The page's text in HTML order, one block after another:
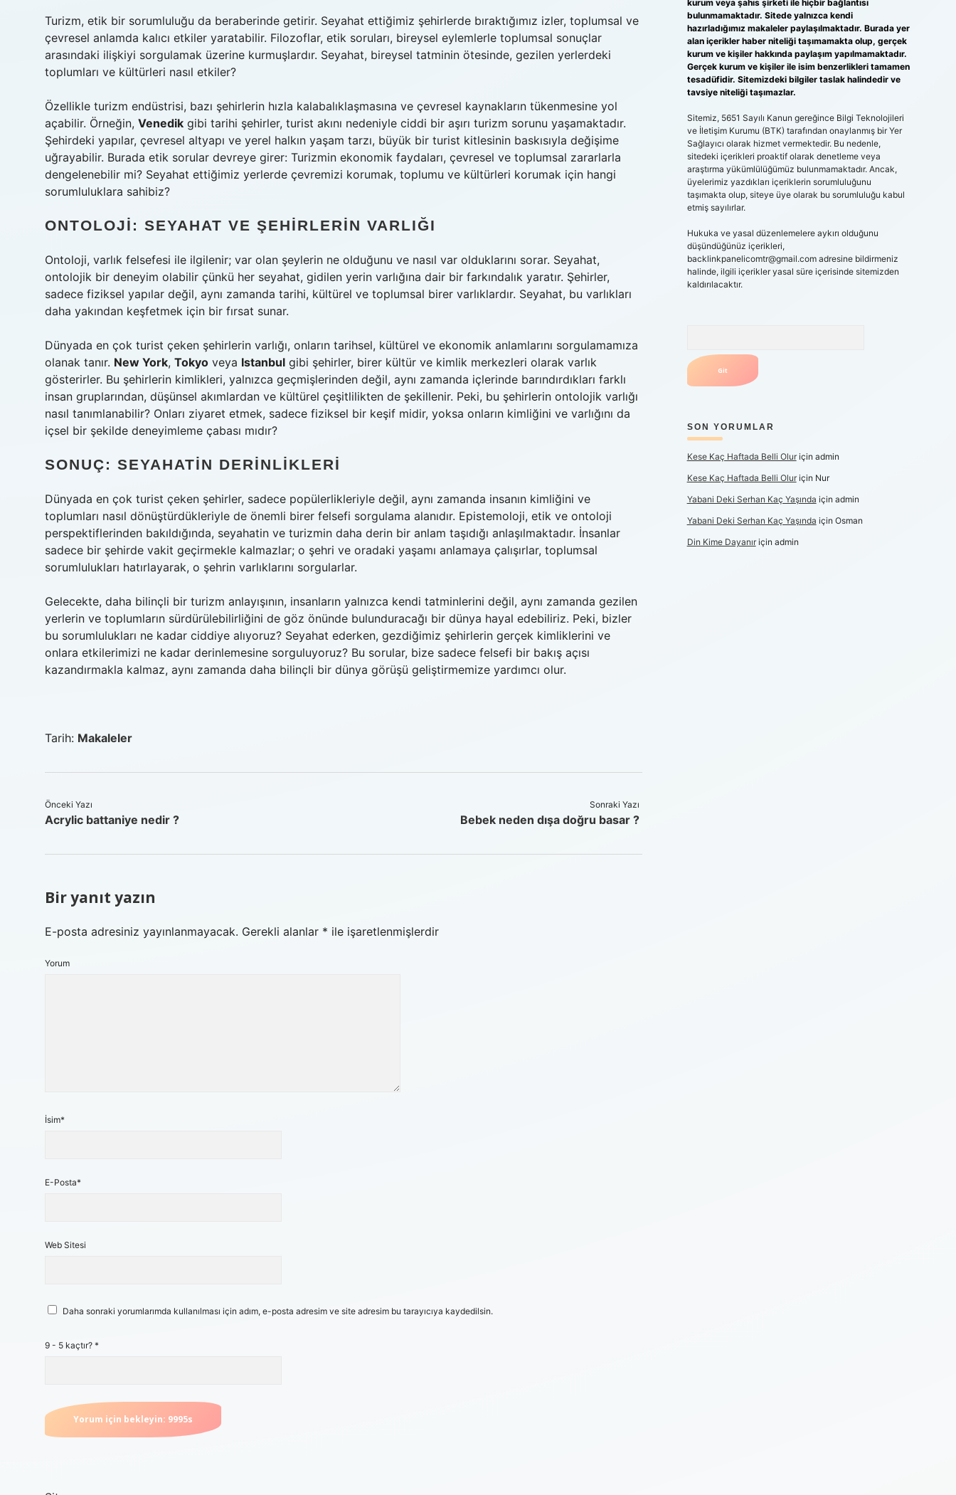
Turizm, etik bir sorumluluğu da beraberinde getirir. Seyahat ettiğimiz şehirlerde bıraktığımız izler, toplumsal ve
çevresel anlamda kalıcı etkiler yaratabilir. Filozoflar, etik soruları, bireysel eylemlerle toplumsal sonuçlar
arasındaki ilişkiyi sorgulamak üzerine kurmuşlardır. Seyahat, bireysel tatminin ötesinde, gezilen yerlerdeki
toplumları ve kültürleri nasıl etkiler?
Özellikle turizm endüstrisi, bazı şehirlerin hızla kalabalıklaşmasına ve çevresel kaynakların tükenmesine yol
açabilir. Örneğin, Venedik gibi tarihi şehirler, turist akını nedeniyle ciddi bir aşırı turizm sorunu yaşamaktadır.
Şehirdeki yapılar, çevresel altyapı ve yerel halkın yaşam tarzı, büyük bir turist kitlesinin baskısıyla değişime
uğrayabilir. Burada etik sorular devreye girer: Turizmin ekonomik faydaları, çevresel ve toplumsal zararlarla
dengelenebilir mi? Seyahat ettiğimiz yerlerde çevremizi korumak, toplumu ve kültürleri korumak için hangi
sorumluluklara sahibiz?
ONTOLOJI: SEYAHAT VE ŞEHIRLERIN VARLIĞI
Ontoloji, varlık felsefesi ile ilgilenir; var olan şeylerin ne olduğunu ve nasıl var olduklarını sorar. Seyahat,
ontolojik bir deneyim olabilir çünkü her seyahat, gidilen yerin varlığına dair bir farkındalık yaratır. Şehirler,
sadece fiziksel yapılar değil, aynı zamanda tarihi, kültürel ve toplumsal birer varlıklardır. Seyahat, bu varlıkları
daha yakından keşfetmek için bir fırsat sunar.
Dünyada en çok turist çeken şehirlerin varlığı, onların tarihsel, kültürel ve ekonomik anlamlarını sorgulamamıza
olanak tanır. New York, Tokyo veya Istanbul gibi şehirler, birer kültür ve kimlik merkezleri olarak varlık
gösterirler. Bu şehirlerin kimlikleri, yalnızca geçmişlerinden değil, aynı zamanda içlerinde barındırdıkları farklı
insan gruplarından, düşünsel akımlardan ve kültürel çeşitlilikten de şekillenir. Peki, bu şehirlerin ontolojik varlığı
nasıl tanımlanabilir? Onları ziyaret etmek, sadece fiziksel bir keşif midir, yoksa onların kimliğini ve varlığını da
içsel bir şekilde deneyimleme çabası mıdır?
SONUÇ: SEYAHATIN DERINLIKLERI
Dünyada en çok turist çeken şehirler, sadece popülerlikleriyle değil, aynı zamanda insanın kimliğini ve
toplumları nasıl dönüştürdükleriyle de önemli birer felsefi sorgulama alanıdır. Epistemoloji, etik ve ontoloji
perspektiflerinden bakıldığında, seyahatin ve turizmin daha derin bir anlam taşıdığı anlaşılmaktadır. İnsanlar
sadece bir şehirde vakit geçirmekle kalmazlar; o şehri ve oradaki yaşamı anlamaya çalışırlar, toplumsal
sorumlulukları hatırlayarak, o şehrin varlıklarını sorgularlar.
Gelecekte, daha bilinçli bir turizm anlayışının, insanların yalnızca kendi tatminlerini değil, aynı zamanda gezilen
yerlerin ve toplumların sürdürülebilirliğini de göz önünde bulunduracağı bir dünya hayal edebiliriz. Peki, bizler
bu sorumlulukları ne kadar ciddiye alıyoruz? Seyahat ederken, gezdiğimiz şehirlerin gerçek kimliklerini ve
onlara etkilerimizi ne kadar derinlemesine sorguluyoruz? Bu sorular, bize sadece felsefi bir bakış açısı
kazandırmakla kalmaz, aynı zamanda daha bilinçli bir dünya görüşü geliştirmemize yardımcı olur.
Tarih: Makaleler
Önceki Yazı
Acrylic battaniye nedir ?
Sonraki Yazı
Bebek neden dışa doğru basar ?
Bir yanıt yazın
E-posta adresiniz yayınlanmayacak. Gerekli alanlar * ile işaretlenmişlerdir
Yorum
İsim*
E-Posta*
Web Sitesi
Daha sonraki yorumlarımda kullanılması için adım, e-posta adresim ve site adresim bu tarayıcıya kaydedilsin.
9 - 5 kaçtır? *
kurum veya şahıs şirketi ile hiçbir bağlantısı
bulunmamaktadır. Sitede yalnızca kendi
hazırladığımız makaleler paylaşılmaktadır. Burada yer
alan içerikler haber niteliği taşımamakta olup, gerçek
kurum ve kişiler hakkında paylaşım yapılmamaktadır.
Gerçek kurum ve kişiler ile isim benzerlikleri tamamen
tesadüfidir. Sitemizdeki bilgiler taslak halindedir ve
tavsiye niteliği taşımazlar.
Sitemiz, 5651 Sayılı Kanun gereğince Bilgi Teknolojileri
ve İletişim Kurumu (BTK) tarafından onaylanmış bir Yer
Sağlayıcı olarak hizmet vermektedir. Bu nedenle,
sitedeki içerikleri proaktif olarak denetleme veya
araştırma yükümlülüğümüz bulunmamaktadır. Ancak,
üyelerimiz yazdıkları içeriklerin sorumluluğunu
taşımakta olup, siteye üye olarak bu sorumluluğu kabul
etmiş sayılırlar.
Hukuka ve yasal düzenlemelere aykırı olduğunu
düşündüğünüz içerikleri,
backlinkpanelicomtr@gmail.comadresine bildirmeniz
halinde, ilgili içerikler yasal süre içerisinde sitemizden
kaldırılacaktır.
SON YORUMLAR
Kese Kaç Haftada Belli Oluriçin admin
Kese Kaç Haftada Belli Oluriçin Nur
Yabani Deki Serhan Kaç Yaşında için admin
Yabani Deki Serhan Kaç Yaşında için Osman
Din Kime Dayanıriçin admin